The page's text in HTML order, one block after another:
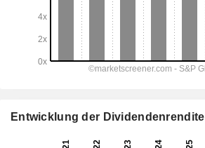
Entwicklung der Dividendenrendite